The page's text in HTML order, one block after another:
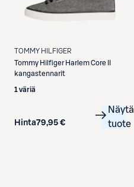
TOMMY HILFIGER
Tommy Hilfiger Harlem Core II
kangastennarit
1 väriä
Hinta79,95 €
Näytä
tuote